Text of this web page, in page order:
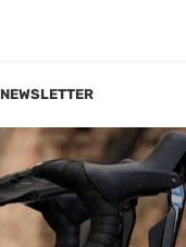
NEWSLETTER